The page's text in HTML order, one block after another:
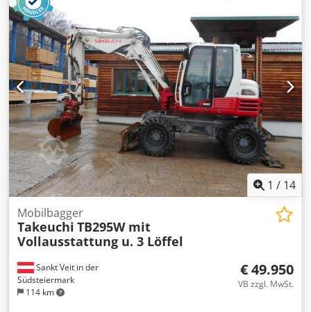
1 / 14
Sankt Veit in der
Südsteiermark
114 km
Mobilbagger
Takeuchi TB295W mit
Vollausstattung u. 3 Löffel
€ 49.950
VB zzgl. MwSt.